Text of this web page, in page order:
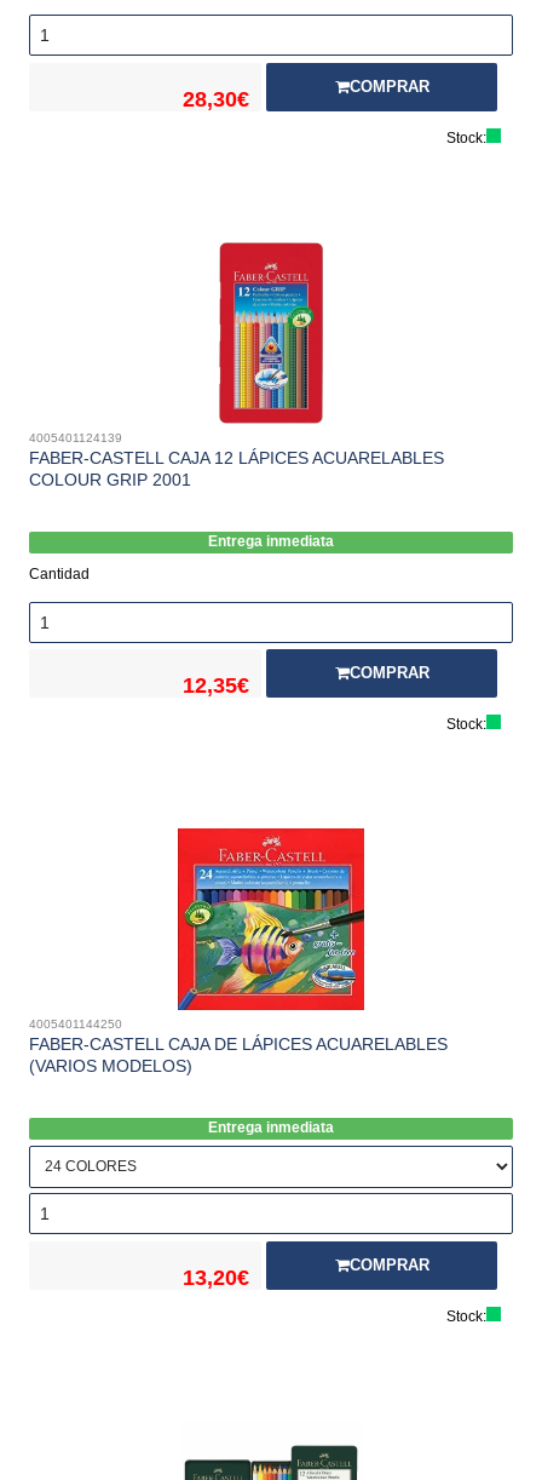
28,30€
COMPRAR
Stock:
4005401124139
FABER-CASTELL CAJA 12 LÁPICES ACUARELABLES
COLOUR GRIP 2001
Entrega inmediata
Cantidad
12,35€
COMPRAR
Stock:
4005401144250
FABER-CASTELL CAJA DE LÁPICES ACUARELABLES
(VARIOS MODELOS)
Entrega inmediata
13,20€
COMPRAR
Stock: